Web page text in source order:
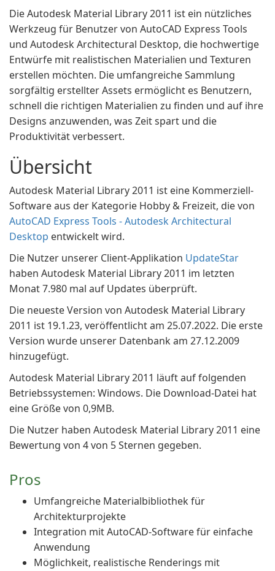
Die Autodesk Material Library 2011 ist ein nützliches
Werkzeug für Benutzer von AutoCAD Express Tools
und Autodesk Architectural Desktop, die hochwertige
Entwürfe mit realistischen Materialien und Texturen
erstellen möchten. Die umfangreiche Sammlung
sorgfältig erstellter Assets ermöglicht es Benutzern,
schnell die richtigen Materialien zu finden und auf ihre
Designs anzuwenden, was Zeit spart und die
Produktivität verbessert.
Übersicht
Autodesk Material Library 2011 ist eine Kommerziell-
Software aus der Kategorie Hobby & Freizeit, die von
AutoCAD Express Tools - Autodesk Architectural
Desktop entwickelt wird.
Die Nutzer unserer Client-Applikation UpdateStar
haben Autodesk Material Library 2011 im letzten
Monat 7.980 mal auf Updates überprüft.
Die neueste Version von Autodesk Material Library
2011 ist 19.1.23, veröffentlicht am 25.07.2022. Die erste
Version wurde unserer Datenbank am 27.12.2009
hinzugefügt.
Autodesk Material Library 2011 läuft auf folgenden
Betriebssystemen: Windows. Die Download-Datei hat
eine Größe von 0,9MB.
Die Nutzer haben Autodesk Material Library 2011 eine
Bewertung von 4 von 5 Sternen gegeben.
Pros
Umfangreiche Materialbibliothek für
Architekturprojekte
Integration mit AutoCAD-Software für einfache
Anwendung
Möglichkeit, realistische Renderings mit